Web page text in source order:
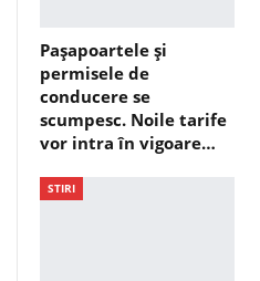
Pașapoartele și
permisele de
conducere se
scumpesc. Noile tarife
vor intra în vigoare…
STIRI